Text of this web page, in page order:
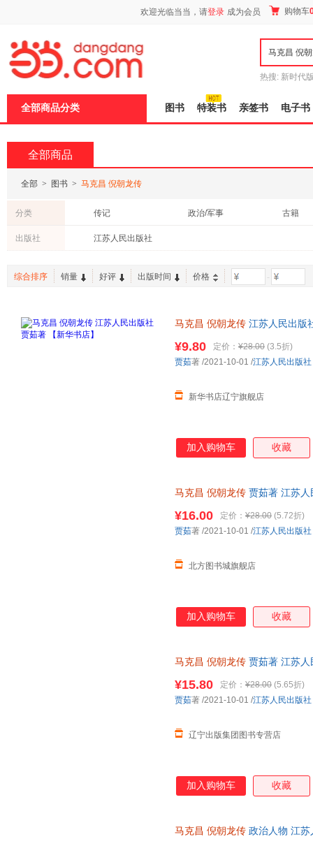
欢迎光临当当，请登录 成为会员 购物车
热搜: 新时代
全部商品分类 图书 特装书 亲签书 电子书
全部商品
全部 > 图书 > 马克昌 倪朝龙传
分类 传记 政治/军事 古籍
出版社 江苏人民出版社
综合排序 销量 好评 出版时间 价格 -
马克昌 倪朝龙传 江苏人民出版
¥9.80 定价： ¥28.00 (3.5折)
新华书店辽宁旗舰店
贾茹著 /2021-10-01 /江苏人民出版社
加入购物车 收藏
马克昌 倪朝龙传 贾茹著 江苏
¥16.00 定价： ¥28.00 (5.72折)
北方图书城旗舰店
贾茹著 /2021-10-01 /江苏人民出版社
加入购物车 收藏
马克昌 倪朝龙传 贾茹著 江苏
¥15.80 定价： ¥28.00 (5.65折)
辽宁出版集团图书专营店
贾茹著 /2021-10-01 /江苏人民出版社
加入购物车 收藏
马克昌 倪朝龙传 政治人物 江
页
加